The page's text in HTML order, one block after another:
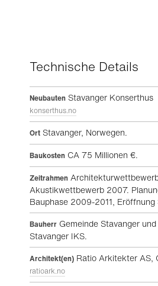
Technische Details
Neubauten Stavanger Konserthus
konserthus.no
Ort Stavanger, Norwegen.
Baukosten CA 75 Millionen €.
Zeitrahmen
Akustikwettbewerb 2007.
Bauphase 2009-2011,
Bauherr Gemeinde Stavanger
Stavanger IKS.
Architekt(en) Ratio Arkitekter AS,
ratioark.no